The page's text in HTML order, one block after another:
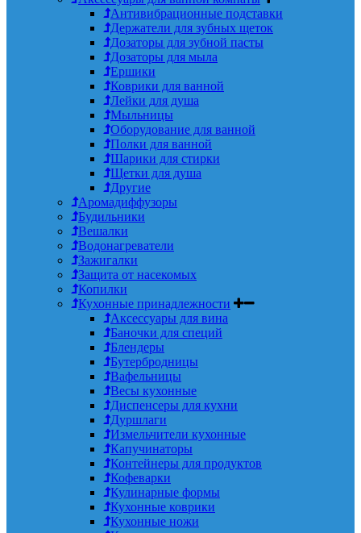
Антивибрационные подставки
Держатели для зубных щеток
Дозаторы для зубной пасты
Дозаторы для мыла
Ершики
Коврики для ванной
Лейки для душа
Мыльницы
Оборудование для ванной
Полки для ванной
Шарики для стирки
Щетки для душа
Другие
Аромадиффузоры
Будильники
Вешалки
Водонагреватели
Зажигалки
Защита от насекомых
Копилки
Кухонные принадлежности
Аксессуары для вина
Баночки для специй
Блендеры
Бутербродницы
Вафельницы
Весы кухонные
Диспенсеры для кухни
Дуршлаги
Измельчители кухонные
Капучинаторы
Контейнеры для продуктов
Кофеварки
Кулинарные формы
Кухонные коврики
Кухонные ножи